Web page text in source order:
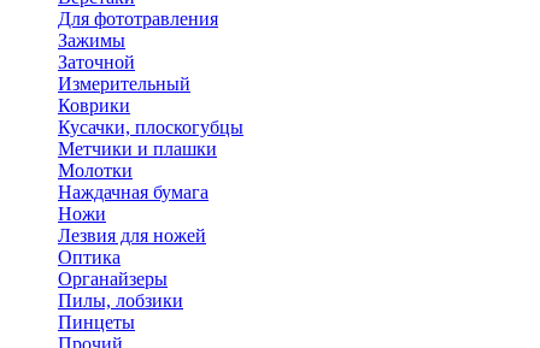
Для фототравления
Зажимы
Заточной
Измерительный
Коврики
Кусачки, плоскогубцы
Метчики и плашки
Молотки
Наждачная бумага
Ножи
Лезвия для ножей
Оптика
Органайзеры
Пилы, лобзики
Пинцеты
Прочий